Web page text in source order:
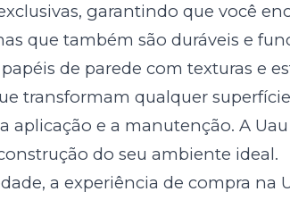
garantindo que você
que também são duráveis e
de parede com texturas e
transformam qualquer
aplicação e a manutenção. A
do seu ambiente ideal.
a experiência de compra na